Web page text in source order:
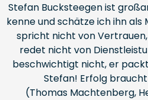
Stefan Bucksteegen ist
kenne und schätze ich ihn als
spricht nicht von
redet nicht von
beschwichtigt nicht, er
Stefan! Erfolg
(Thomas Machtenberg,